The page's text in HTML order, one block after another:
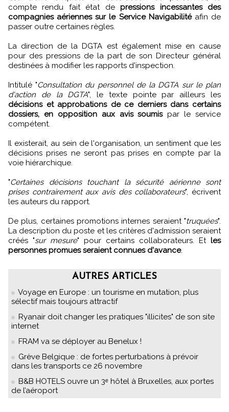
compte rendu fait état depressions incessantes des
compagnies aériennes sur le Service Navigabilitéafin de
passer outre certaines règles.
La direction de la DGTA est également mise en cause
pour des pressions de la part de son Directeur général
destinées à modifier les rapports d'inspection.
Intitulé "Consultation du personnel de la DGTA sur le plan
d'action de la DGTA", le texte pointe par ailleurs les
décisions et approbations de ce derniers dans certains
dossiers, en opposition aux avis soumispar le service
compétent.
Il existerait, au sein de l'organisation, un sentiment que les
décisions prises ne seront pas prises en compte par la
voie hiérarchique.
"Certaines décisions touchant la sécurité aérienne sont
prises contrairement aux avis des collaborateurs", écrivent
les auteurs du rapport.
De plus, certaines promotions internes seraient "truquées".
La description du poste et les critères d'admission seraient
créés "sur mesure" pour certains collaborateurs. Et les
personnes promues seraient connues d'avance.
AUTRES ARTICLES
Voyage en Europe : un tourisme en mutation, plus
sélectif mais toujours attractif
Ryanair doit changer les pratiques "illicites" de son site
internet
FRAM va se déployer au Benelux !
Grève Belgique : de fortes perturbations à prévoir
dans les transports ce 26 novembre
B&B HOTELS ouvre un 3ᵉ hôtel à Bruxelles, aux portes
de l’aéroport